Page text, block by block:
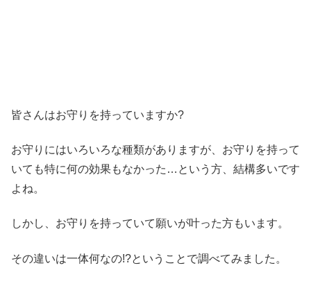
皆さんはお守りを持っていますか?
お守りにはいろいろな種類がありますが、お守りを持って
いても特に何の効果もなかった…という方、結構多いです
よね。
しかし、お守りを持っていて願いが叶った方もいます。
その違いは一体何なの!?ということで調べてみました。